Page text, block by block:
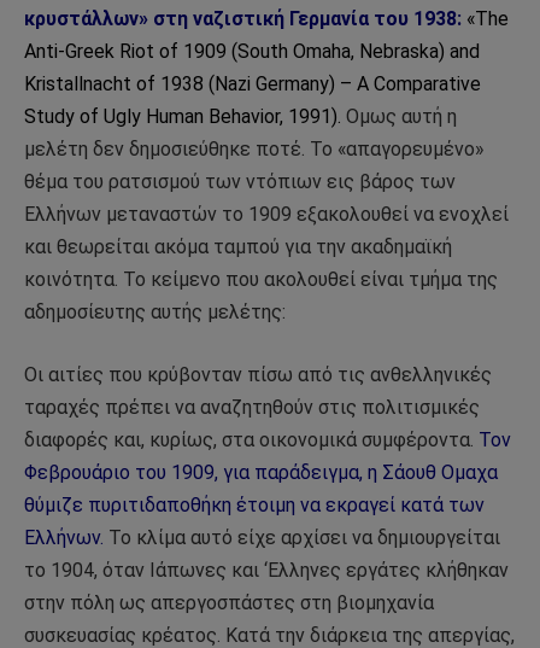
κρυστάλλων» στη ναζιστική Γερμανία του 1938: «The
Anti-Greek Riot of 1909 (South Omaha, Nebraska) and
Kristallnacht of 1938 (Nazi Germany) – A Comparative
Study of Ugly Human Behavior, 1991). Ομως αυτή η
μελέτη δεν δημοσιεύθηκε ποτέ. Το «απαγορευμένο»
θέμα του ρατσισμού των ντόπιων εις βάρος των
Ελλήνων μεταναστών το 1909 εξακολουθεί να ενοχλεί
και θεωρείται ακόμα ταμπού για την ακαδημαϊκή
κοινότητα. Το κείμενο που ακολουθεί είναι τμήμα της
αδημοσίευτης αυτής μελέτης:
Οι αιτίες που κρύβονταν πίσω από τις ανθελληνικές
ταραχές πρέπει να αναζητηθούν στις πολιτισμικές
διαφορές και, κυρίως, στα οικονομικά συμφέροντα. Τον
Φεβρουάριο του 1909, για παράδειγμα, η Σάουθ Ομαχα
θύμιζε πυριτιδαποθήκη έτοιμη να εκραγεί κατά των
Ελλήνων. Το κλίμα αυτό είχε αρχίσει να δημιουργείται
το 1904, όταν Ιάπωνες και ‘Ελληνες εργάτες κλήθηκαν
στην πόλη ως απεργοσπάστες στη βιομηχανία
συσκευασίας κρέατος. Κατά την διάρκεια της απεργίας,